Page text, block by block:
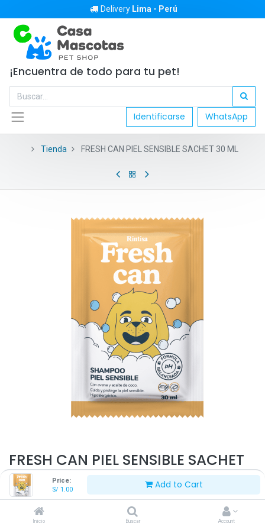
Price:
S/ 1.00 Add to Cart
Inicio Buscar Account
Delivery Lima - Perú
¡Encuentra de todo para tu pet!
Identificarse WhatsApp
Tienda FRESH CAN PIEL SENSIBLE SACHET 30 ML
FRESH CAN PIEL SENSIBLE SACHET
30 ML
1.00